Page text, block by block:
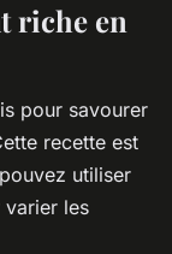
riche en
pour savourer
recette est
utiliser
varier les